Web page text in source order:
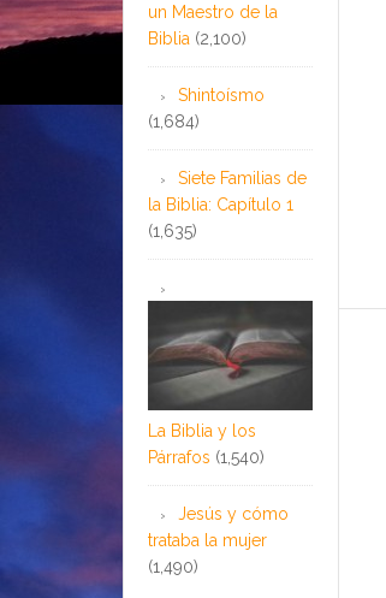
un Maestro de la
Biblia (2,100)
Shintoísmo
(1,684)
Siete Familias de
la Biblia: Capítulo 1
(1,635)
La Biblia y los
Párrafos (1,540)
Jesús y cómo
trataba la mujer
(1,490)